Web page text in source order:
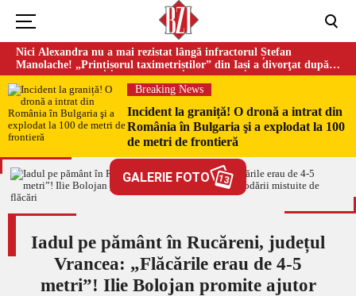
Nici Alexandra nu a mai rezistat lângă infractorul Ștefan
Manolache! „Prințișorul taximetriștilor” din Iași a divorţat după
doi ani de căsnicie
Breaking News
Incident la graniță! O dronă a intrat din
România în Bulgaria şi a explodat la 100
de metri de frontieră
GALERIE FOTO 13
Iadul pe pământ în Rucăreni, județul
Vrancea: „Flăcările erau de 4-5
metri”! Ilie Bolojan promite ajutor